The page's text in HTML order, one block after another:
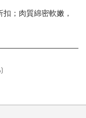
；肉質綿密軟嫩，